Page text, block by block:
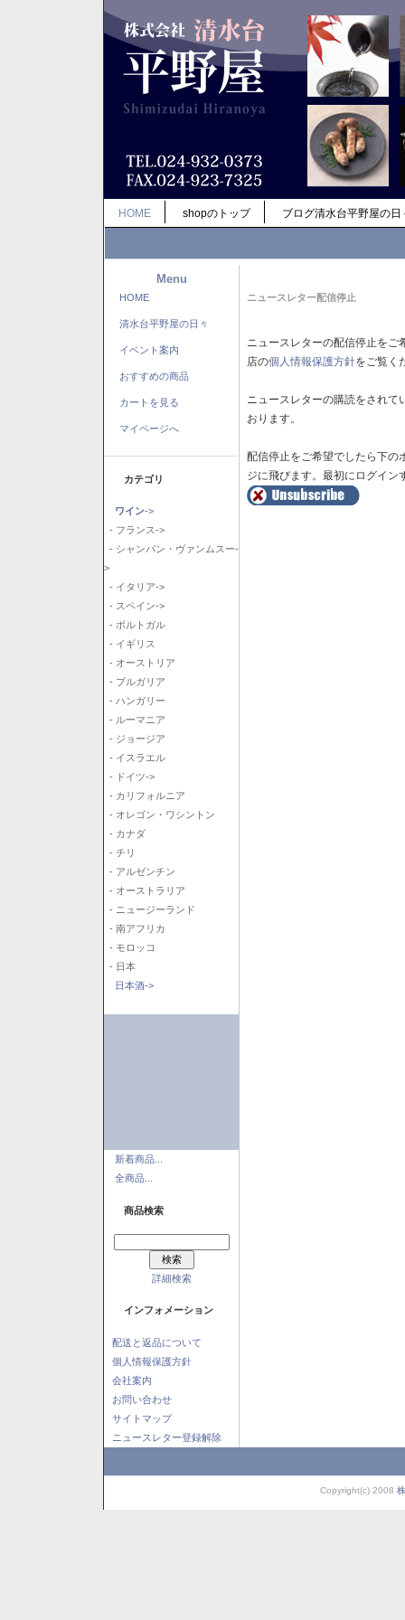
HOME shopのトップ ブログ清水台平野屋の日
Menu
HOME
清水台平野屋の日々
イベント案内
おすすめの商品
カートを見る
マイページへ
カテゴリ
ワイン->
- フランス->
- シャンパン・ヴァンムスー-
>
- イタリア->
- スペイン->
- ポルトガル
- イギリス
- オーストリア
- ブルガリア
- ハンガリー
- ルーマニア
- ジョージア
- イスラエル
- ドイツ->
- カリフォルニア
- オレゴン・ワシントン
- カナダ
- チリ
- アルゼンチン
- オーストラリア
- ニュージーランド
- 南アフリカ
- モロッコ
- 日本
日本酒->
新着商品...
全商品...
商品検索
詳細検索
インフォメーション
配送と返品について
個人情報保護方針
会社案内
お問い合わせ
サイトマップ
ニュースレター登録解除
ニュースレター配信停止
ニュースレターの配信停止を
店の個人情報保護方針をご覧く
ニュースレターの購読をされ
おります。
配信停止をご希望でしたら下の
ジに飛びます。最初にログイン
Copyright(c) 2008